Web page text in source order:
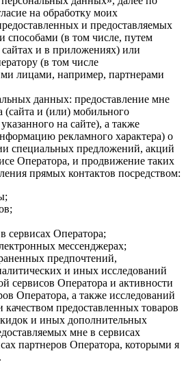
на обработку моих
и предоставляемых
(в том числе, путем
и в приложениях) или
(в том числе
лицами, например, партнерами
данных: предоставление мне
(сайта и (или) мобильного
на сайте), а также
рекламного характера) о
специальных предложений, акций
Оператора, и продвижение таких
прямых контактов посредством:
сервисах Оператора;
мессенджерах;
предпочтений,
и иных исследований
сервисов Оператора и активности
Оператора, а также исследований
качеством предоставленных товаров
и иных дополнительных
мне в сервисах
партнеров Оператора, которыми я